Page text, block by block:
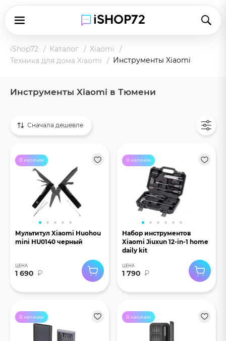
iShop72 Каталог
Xiaomi
Техника для дома Xiaomi
Инструменты Xiaomi
Инструменты Xiaomi в Тюмени
Сначала дешевле
В наличии
Мультитул Xiaomi Huohou
mini HU0140 черный
ЦЕНА
1 690 ₽
В наличии
Набор инструментов
Xiaomi Jiuxun 12-in-1 home
daily kit
ЦЕНА
1 790 ₽
В наличии В наличии